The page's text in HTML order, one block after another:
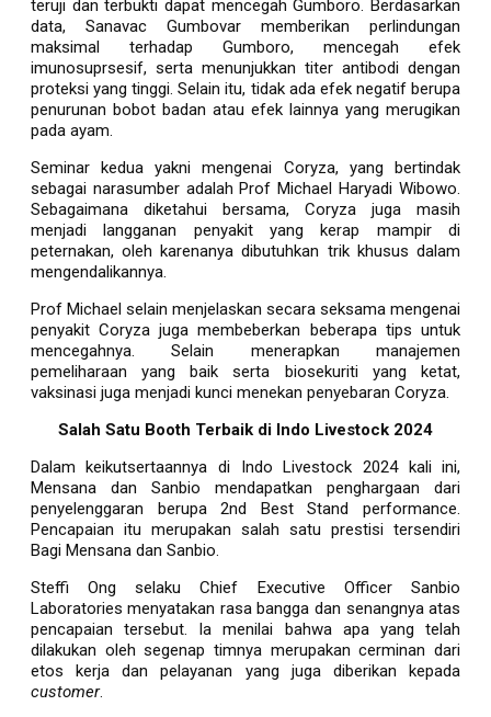
teruji dan terbukti dapat mencegah Gumboro. Berdasarkan
data, Sanavac Gumbovar memberikan perlindungan
maksimal terhadap Gumboro, mencegah efek
imunosuprsesif, serta menunjukkan titer antibodi dengan
proteksi yang tinggi. Selain itu, tidak ada efek negatif berupa
penurunan bobot badan atau efek lainnya yang merugikan
pada ayam.
Seminar kedua yakni mengenai Coryza, yang bertindak
sebagai narasumber adalah Prof Michael Haryadi Wibowo.
Sebagaimana diketahui bersama, Coryza juga masih
menjadi langganan penyakit yang kerap mampir di
peternakan, oleh karenanya dibutuhkan trik khusus dalam
mengendalikannya.
Prof Michael selain menjelaskan secara seksama mengenai
penyakit Coryza juga membeberkan beberapa tips untuk
mencegahnya. Selain menerapkan manajemen
pemeliharaan yang baik serta biosekuriti yang ketat,
vaksinasi juga menjadi kunci menekan penyebaran Coryza.
Salah Satu Booth Terbaik di Indo Livestock 2024
Dalam keikutsertaannya di Indo Livestock 2024 kali ini,
Mensana dan Sanbio mendapatkan penghargaan dari
penyelenggaran berupa 2nd Best Stand performance.
Pencapaian itu merupakan salah satu prestisi tersendiri
Bagi Mensana dan Sanbio.
Steffi Ong selaku Chief Executive Officer Sanbio
Laboratories menyatakan rasa bangga dan senangnya atas
pencapaian tersebut. Ia menilai bahwa apa yang telah
dilakukan oleh segenap timnya merupakan cerminan dari
etos kerja dan pelayanan yang juga diberikan kepada
customer.